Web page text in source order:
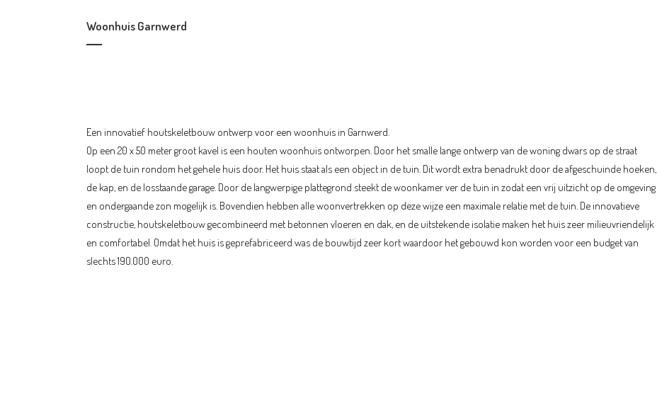
Woonhuis Garnwerd
Een innovatief houtskeletbouw ontwerp voor een woonhuis in Garnwerd.
Op een 20 x 50 meter groot kavel is een houten woonhuis ontworpen. Door het smalle lange ontwerp van de woning dwars op de straat
loopt de tuin rondom het gehele huis door. Het huis staat als een object in de tuin. Dit wordt extra benadrukt door de afgeschuinde hoeken,
de kap, en de losstaande garage. Door de langwerpige plattegrond steekt de woonkamer ver de tuin in zodat een vrij uitzicht op de omgeving
en ondergaande zon mogelijk is. Bovendien hebben alle woonvertrekken op deze wijze een maximale relatie met de tuin. De innovatieve
constructie, houtskeletbouw gecombineerd met betonnen vloeren en dak, en de uitstekende isolatie maken het huis zeer milieuvriendelijk
en comfortabel. Omdat het huis is geprefabriceerd was de bouwtijd zeer kort waardoor het gebouwd kon worden voor een budget van
slechts 190.000 euro.